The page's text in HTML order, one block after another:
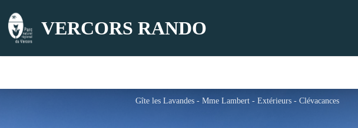
VERCORS RANDO
Gîte les Lavandes - Mme Lambert - Extérieurs - Clévacances